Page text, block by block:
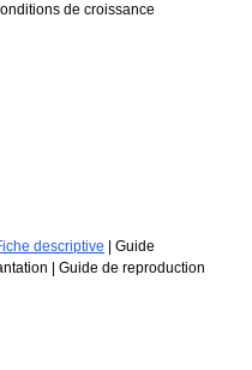
de croissance
descriptive | Guide
| Guide de reproduction